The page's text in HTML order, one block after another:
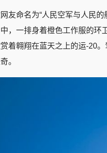
命名为“人民空军与人民的
，一排身着橙色工作服的环
着翱翔在蓝天之上的运-20
。